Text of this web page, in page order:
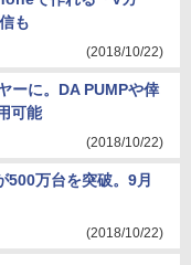
も
(2018/10/22)
ーに。DA PUMPや倖
可能
(2018/10/22)
500万台を突破。9月
(2018/10/22)